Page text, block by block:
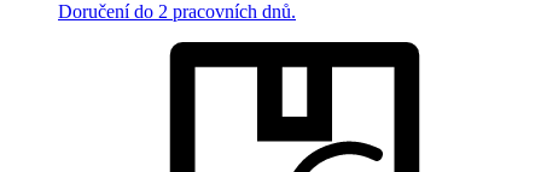
Doručení do 2 pracovních dnů.